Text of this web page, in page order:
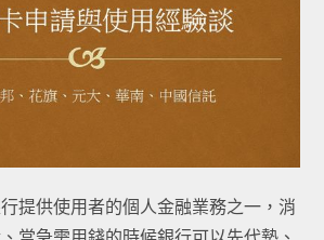
提供使用者的個人金融業務之一，消